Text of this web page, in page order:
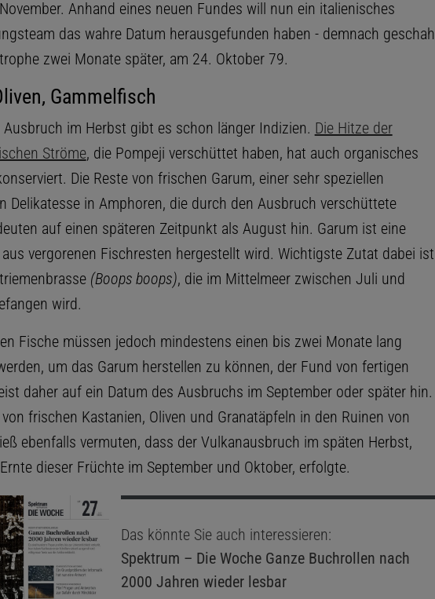
Anhand eines neuen Fundes will nun ein italienisches
das wahre Datum herausgefunden haben - demnach geschah
zwei Monate später, am 24. Oktober 79.
Gammelfisch
Ausbruch im Herbst gibt es schon länger Indizien. Die Hitze der
Ströme, die Pompeji verschüttet haben, hat auch organisches
Die Reste von frischen Garum, einer sehr speziellen
Delikatesse in Amphoren, die durch den Ausbruch verschüttete
auf einen späteren Zeitpunkt als August hin. Garum ist eine
aus vergorenen Fischresten hergestellt wird. Wichtigste Zutat dabei ist
(Boops boops), die im Mittelmeer zwischen Juli und
wird.
Fische müssen jedoch mindestens einen bis zwei Monate lang
um das Garum herstellen zu können, der Fund von fertigen
daher auf ein Datum des Ausbruchs im September oder später hin.
frischen Kastanien, Oliven und Granatäpfeln in den Ruinen von
ebenfalls vermuten, dass der Vulkanausbruch im späten Herbst,
dieser Früchte im September und Oktober, erfolgte.
Das könnte Sie auch interessieren:
Spektrum – Die WocheGanze Buchrollen nach
2000 Jahren wieder lesbar